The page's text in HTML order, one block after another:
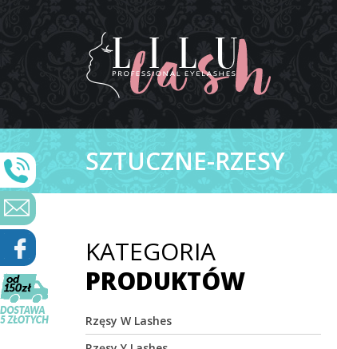
SZTUCZNE-RZESY
KATEGORIA
PRODUKTÓW
Rzęsy W Lashes